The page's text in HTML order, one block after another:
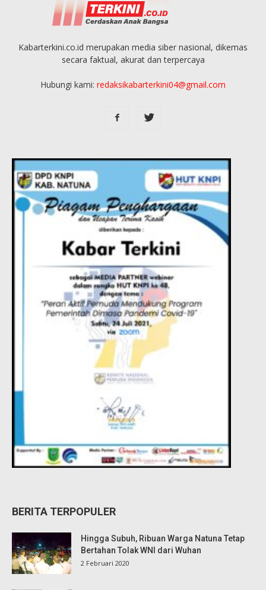
Kabarterkini.co.id merupakan media siber nasional, dikemas
secara faktual, akurat dan terpercaya
Hubungi kami: redaksikabarterkini04@gmail.com
BERITA TERPOPULER
Hingga Subuh, Ribuan Warga Natuna Tetap
Bertahan Tolak WNI dari Wuhan
2 Februari 2020